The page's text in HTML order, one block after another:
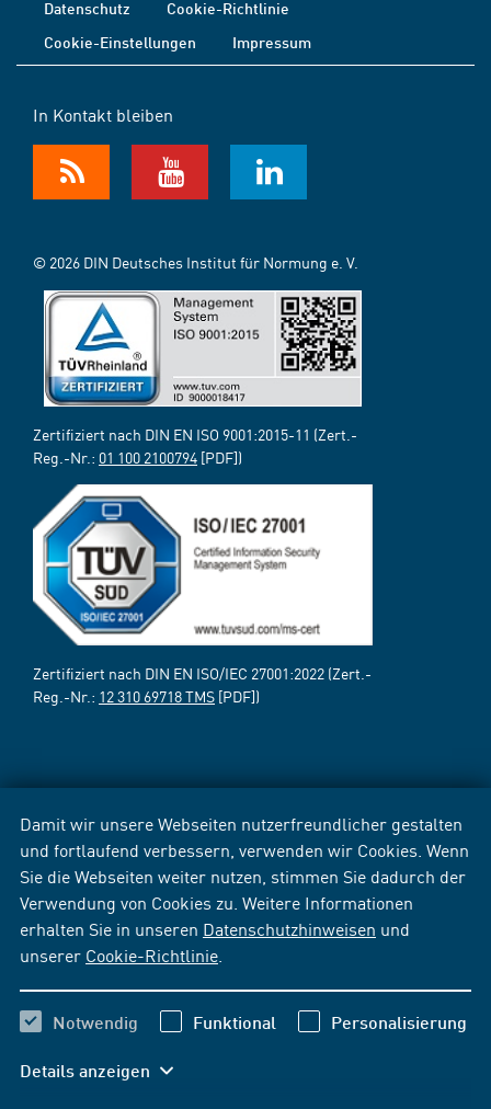
Damit wir unsere Webseiten nutzerfreundlicher gestalten
und fortlaufend verbessern, verwenden wir Cookies. Wenn
Sie die Webseiten weiter nutzen, stimmen Sie dadurch der
Verwendung von Cookies zu. Weitere Informationen
erhalten Sie in unseren Datenschutzhinweisen und
unserer Cookie-Richtlinie
Notwendig Funktional Personalisierung
Details anzeigen
Datenschutz
Cookie-Richtlinie
Cookie-Einstellungen
Impressum
In Kontakt bleiben
© 2026 DIN Deutsches Institut für Normung e. V.
Zertifiziert nach DIN EN ISO 9001:2015-11 (Zert.-
Reg.-Nr.: 01 100 2100794 [PDF])
Zertifiziert nach DIN EN ISO/IEC 27001:2022 (Zert.-
Reg.-Nr.: 12 310 69718 TMS [PDF])